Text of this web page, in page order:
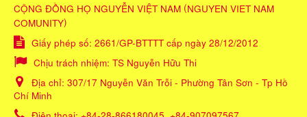
CỘNG ĐỒNG HỌ NGUYỄN VIỆT NAM (NGUYEN VIET NAM
COMUNITY)
Giấy phép số: 2661/GP-BTTTT cấp ngày 28/12/2012
Chịu trách nhiệm: TS Nguyễn Hữu Thi
Địa chỉ: 307/17 Nguyễn Văn Trỗi - Phường Tân Sơn - Tp Hồ
Chí Minh